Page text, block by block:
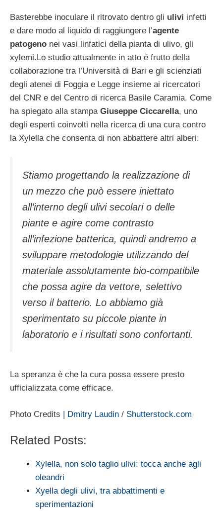
Basterebbe inoculare il ritrovato dentro gli ulivi infetti
e dare modo al liquido di raggiungere l’agente
patogeno nei vasi linfatici della pianta di ulivo, gli
xylemi.Lo studio attualmente in atto è frutto della
collaborazione tra l’Università di Bari e gli scienziati
degli atenei di Foggia e Legge insieme ai ricercatori
del CNR e del Centro di ricerca Basile Caramia. Come
ha spiegato alla stampa Giuseppe Ciccarella, uno
degli esperti coinvolti nella ricerca di una cura contro
la Xylella che consenta di non abbattere altri alberi:
Stiamo progettando la realizzazione di
un mezzo che può essere iniettato
all’interno degli ulivi secolari o delle
piante e agire come contrasto
all’infezione batterica, quindi andremo a
sviluppare metodologie utilizzando del
materiale assolutamente bio-compatibile
che possa agire da vettore, selettivo
verso il batterio. Lo abbiamo già
sperimentato su piccole piante in
laboratorio e i risultati sono confortanti.
La speranza è che la cura possa essere presto
ufficializzata come efficace.
Photo Credits | Dmitry Laudin / Shutterstock.com
Related Posts:
Xylella, non solo taglio ulivi: tocca anche agli
oleandri
Xyella degli ulivi, tra abbattimenti e
sperimentazioni